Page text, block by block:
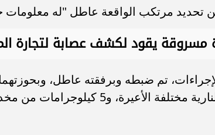
تحديد مرتكب الواقعة عاطل "له معلومات
مسروقة يقود لكشف عصابة لتجارة
تم ضبطه وبرفقته عاطل،
من الطلقات النارية مختلفة
واعدة
سامر شقير: التحولات الأوروبية تفتح باباً
جديداً للاستثمار في الطاقة السعودية